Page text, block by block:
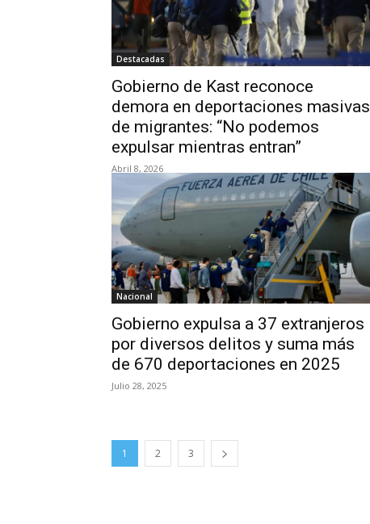
Destacadas
Gobierno de Kast reconoce
demora en deportaciones masivas
de migrantes: “No podemos
expulsar mientras entran”
Abril 8, 2026
Nacional
Gobierno expulsa a 37 extranjeros
por diversos delitos y suma más
de 670 deportaciones en 2025
Julio 28, 2025
1 2 3